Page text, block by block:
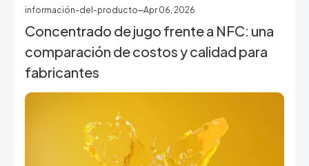
información-del-producto Apr 06, 2026
Concentrado de jugo frente a NFC: una
comparación de costos y calidad para
fabricantes